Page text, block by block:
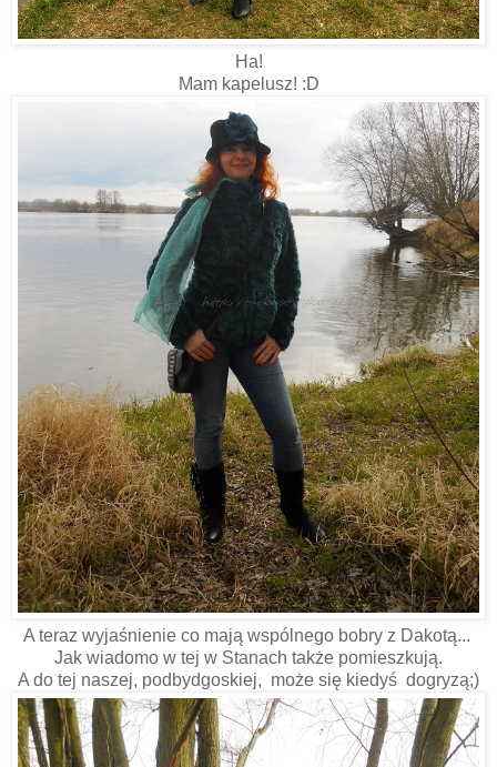
Ha!
Mam kapelusz! :D
A teraz wyjaśnienie co mają wspólnego bobry z Dakotą...
Jak wiadomo w tej w Stanach także pomieszkują.
A do tej naszej, podbydgoskiej, może się kiedyś dogryzą;)